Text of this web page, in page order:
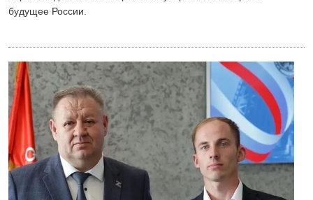
будущее России.